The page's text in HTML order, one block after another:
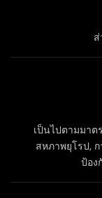
ส่
เป็นไปตามมาตร
สหภาพยุโรป, ก
ป้อง